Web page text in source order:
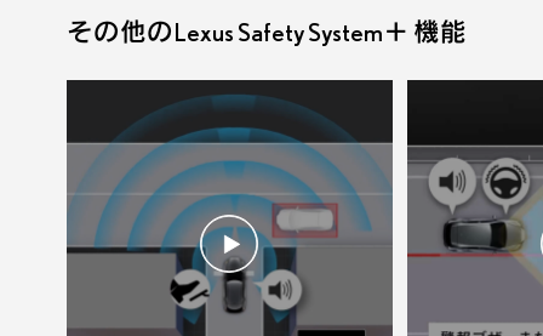
その他のLexus Safety System＋ 機能